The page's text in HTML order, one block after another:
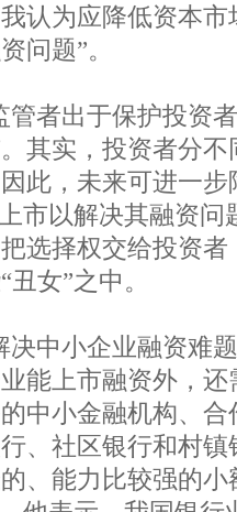
认为应降低资本市
问题”。
者出于保护投资者
其实，投资者分不
此，未来可进一步
市以解决其融资问
选择权交给投资者
女”之中。
中小企业融资难题
能上市融资外，还
中小金融机构、合
、社区银行和村镇
、能力比较强的小